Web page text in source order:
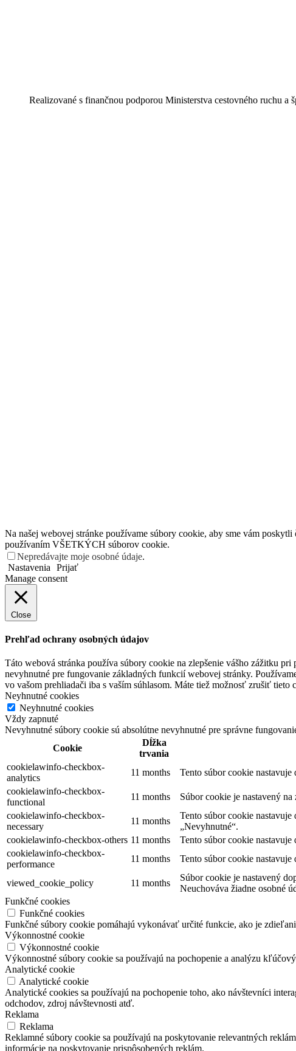
Realizované s finančnou podporou Ministerstva cestovného ruchu a
Na našej webovej stránke používame súbory cookie, aby sme vám
používaním VŠETKÝCH súborov cookie.
Nepredávajte moje osobné údaje.
Nastavenia
Prijať
Manage consent
Close
Prehľad ochrany osobných údajov
Táto webová stránka používa súbory cookie na zlepšenie vášho zážitku
nevyhnutné pre fungovanie základných funkcií webovej stránky.
vo vašom prehliadači iba s vaším súhlasom. Máte tiež možnosť zrušiť
Neyhnutné cookies
Neyhnutné cookies
Vždy zapnuté
Nevyhnutné súbory cookie sú absolútne nevyhnutné pre správne
Cookie
Dĺžka
trvania
cookielawinfo-checkbox-
analytics
11 months
Tento súbor cookie
cookielawinfo-checkbox-
functional
11 months
Súbor cookie je nastavený
cookielawinfo-checkbox-
necessary
11 months
Tento súbor cookie
„Nevyhnutné“.
cookielawinfo-checkbox-others 11 months
Tento súbor cookie
cookielawinfo-checkbox-
performance
11 months Tento súbor cookie
viewed_cookie_policy 11 months
Súbor cookie je nastavený
Neuchováva žiadne osobné
Funkčné cookies
Funkčné cookies
Funkčné súbory cookie pomáhajú vykonávať určité funkcie, ako je
Výkonnostné cookie
Výkonnostné cookie
Výkonnostné súbory cookie sa používajú na pochopenie a analýzu
Analytické cookie
Analytické cookie
Analytické cookies sa používajú na pochopenie toho, ako návštevníci
odchodov, zdroj návštevnosti atď.
Reklama
Reklama
Reklamné súbory cookie sa používajú na poskytovanie relevantných
informácie na poskytovanie prispôsobených reklám.